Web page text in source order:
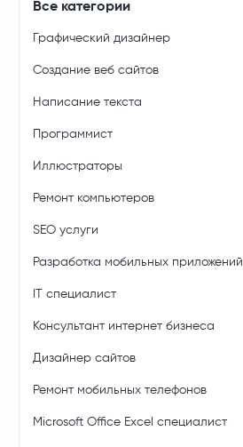
Все категории
Графический дизайнер
Создание веб сайтов
Написание текста
Программист
Иллюстраторы
Ремонт компьютеров
SEO услуги
Разработка мобильных приложений
IT специалист
Консультант интернет бизнеса
Дизайнер сайтов
Ремонт мобильных телефонов
Microsoft Office Excel специалист